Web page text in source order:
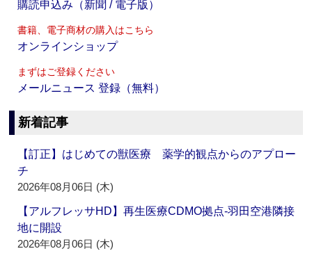
購読申込み（新聞 / 電子版）
書籍、電子商材の購入はこちら
オンラインショップ
まずはご登録ください
メールニュース 登録（無料）
新着記事
【訂正】はじめての獣医療 薬学的観点からのアプロー
チ
2026年08月06日 (木)
【アルフレッサHD】再生医療CDMO拠点‐羽田空港隣接
地に開設
2026年08月06日 (木)